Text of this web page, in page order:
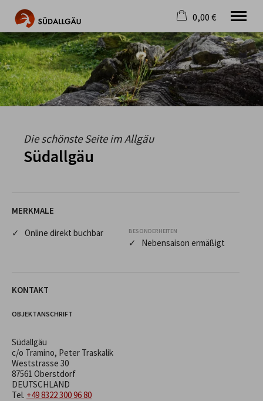
Die schönste Seite im Allgäu
Aktuell
Destination
Gastgeber
Wandern
Mountainbike
Tipps
0,00 €
×
Warenkorb ist leer
Die schönste Seite im Allgäu
Südallgäu
MERKMALE
✓ Online direkt buchbar
BESONDERHEITEN
✓ Nebensaison ermäßigt
KONTAKT
OBJEKTANSCHRIFT
Südallgäu
c/o Tramino, Peter Traskalik
Weststrasse 30
87561 Oberstdorf
DEUTSCHLAND
Tel. +49 8322 300 96 80